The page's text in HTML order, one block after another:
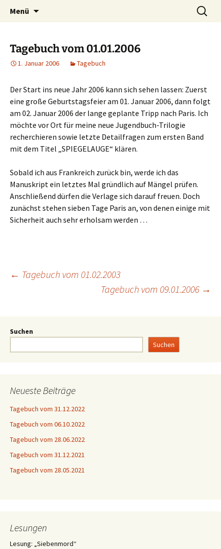
Timo Bader
Willkommen im Reich der Geschichten
Menü
Tagebuch vom 01.01.2006
1. Januar 2006 Tagebuch
Der Start ins neue Jahr 2006 kann sich sehen lassen: Zuerst
eine große Geburtstagsfeier am 01. Januar 2006, dann folgt
am 02. Januar 2006 der lange geplante Tripp nach Paris. Ich
möchte vor Ort für meine neue Jugendbuch-Trilogie
recherchieren sowie letzte Detailfragen zum ersten Band
mit dem Titel „SPIEGELAUGE“ klären.
Sobald ich aus Frankreich zurück bin, werde ich das
Manuskript ein letztes Mal gründlich auf Mängel prüfen.
Anschließend dürfen die Verlage sich darauf freuen. Doch
zunächst stehen sieben Tage Paris an, von denen einige mit
Sicherheit auch sehr erholsam werden …
← Tagebuch vom 01.02.2003
Tagebuch vom 09.01.2006 →
Suchen
Suchen
Neueste Beiträge
Tagebuch vom 31.12.2022
Tagebuch vom 06.10.2022
Tagebuch vom 28.06.2022
Tagebuch vom 31.12.2021
Tagebuch vom 28.05.2021
Lesungen
Lesung: „Siebenmord“